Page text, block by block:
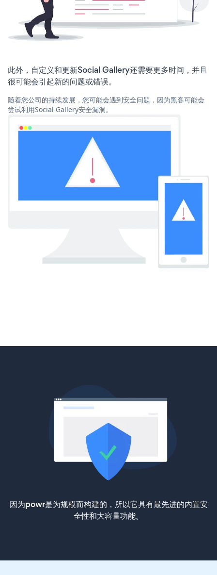
此外，自定义和更新Social Gallery还需要更多时间，并且
很可能会引起新的问题或错误。
随着您公司的持续发展，您可能会遇到安全问题，因为黑客可能会
尝试利用Social Gallery安全漏洞。
因为powr是为规模而构建的，所以它具有最先进的内置安
全性和大容量功能。